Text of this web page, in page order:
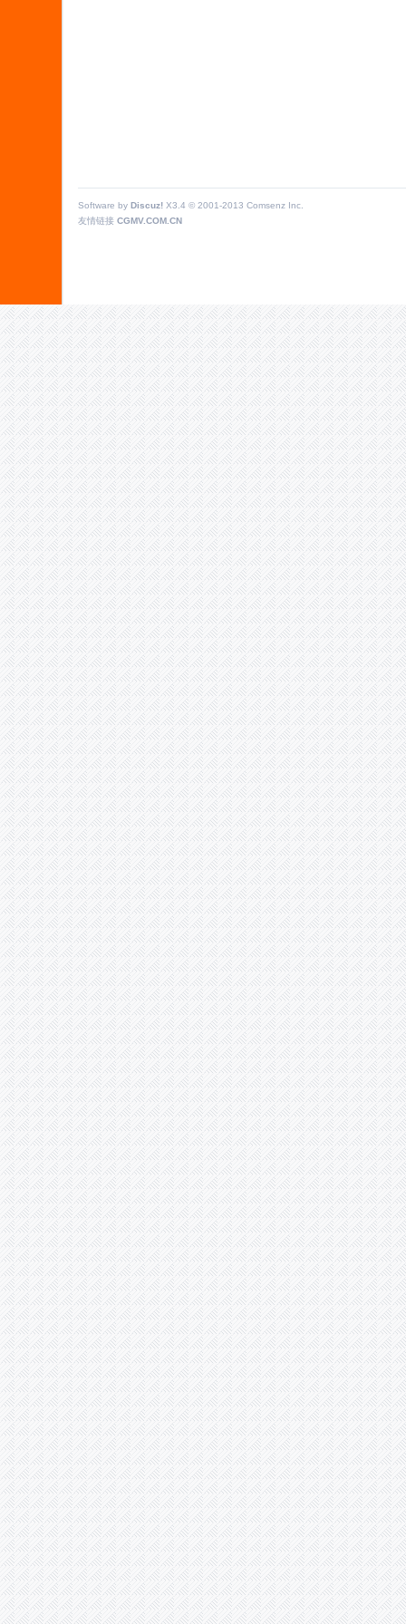
Software by Discuz! X3.4 © 2001-2013 Comsenz Inc.
友情链接 CGMV.COM.CN